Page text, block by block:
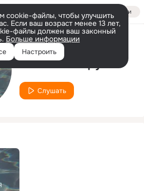
Войти
cookie-файлы, чтобы улучшить
Если ваш возраст менее 13 лет,
файлы должен ваш законный
Больше информации
Настроить
Исполнитель
Спокойный ручей
Слушать